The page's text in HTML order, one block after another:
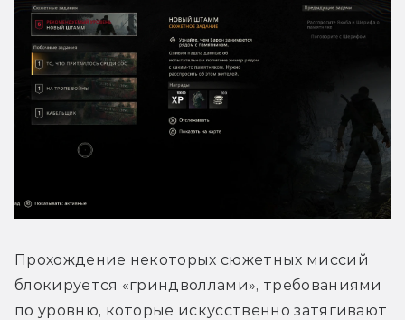
Прохождение некоторых сюжетных миссий
блокируется «гриндволлами», требованиями
по уровню, которые искусственно затягивают